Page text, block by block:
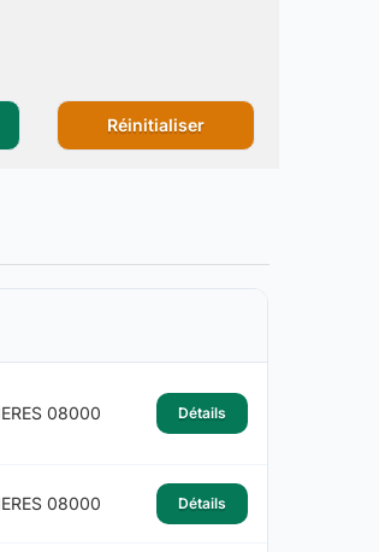
Réinitialiser
08000 Détails
08000 Détails